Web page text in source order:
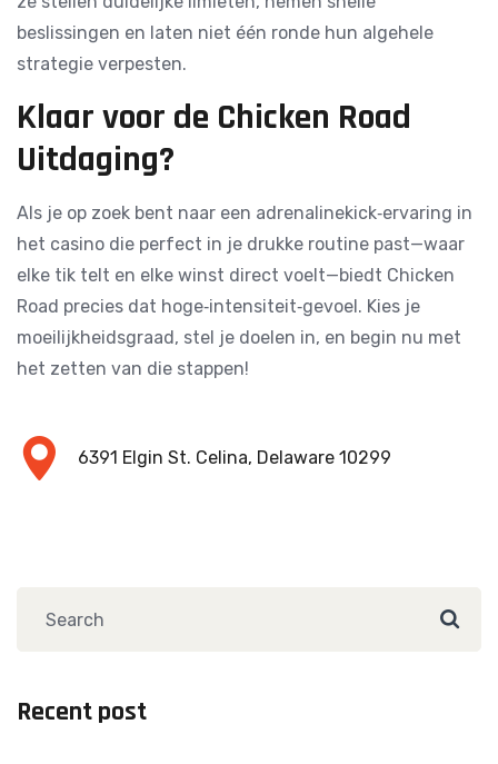
beslissingen en laten niet één ronde hun algehele
strategie verpesten.
Klaar voor de Chicken Road
Uitdaging?
Als je op zoek bent naar een adrenalinekick‑ervaring in
het casino die perfect in je drukke routine past—waar
elke tik telt en elke winst direct voelt—biedt Chicken
Road precies dat hoge‑intensiteit‑gevoel. Kies je
moeilijkheidsgraad, stel je doelen in, en begin nu met
het zetten van die stappen!
6391 Elgin St. Celina, Delaware 10299
Recent post